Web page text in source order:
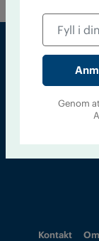
Sveriges
Tidningen
Kontakt
Genom